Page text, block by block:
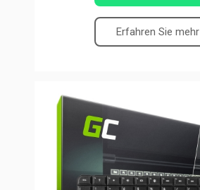
Erfahren Sie mehr